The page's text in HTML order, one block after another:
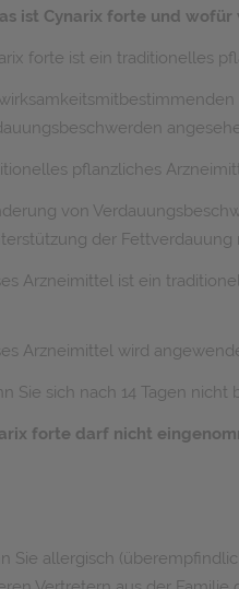
ist Cynarix forte und
forte ist ein traditionelles
pflanzliches
von
der
Arzneimittel ist ein
Arzneimittel wird
Sie sich nach 14 Tagen
forte darf nicht
Sie allergisch